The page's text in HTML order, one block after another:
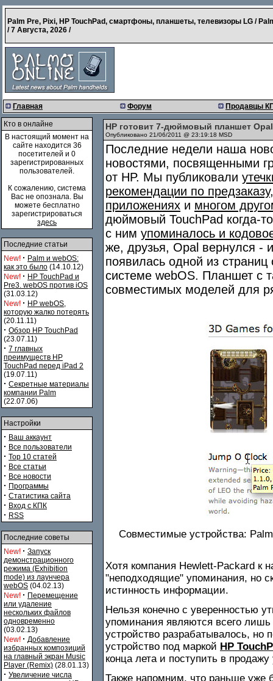
Palm Pre, Pixi, HP TouchPad, смартфоны, планшеты, телевизоры LG /
/7 Августа, 2026 /
Главная Форум Продавцы
Кто в онлайне
В настоящий момент на
сайте находится 36
посетителей и 0
зарегистрированных
пользователей.
К сожалению, система
Вас не опознала. Вы
можете бесплатно
зарегистрироваться
здесь
Последние статьи
New! · Palm и webOS:
как это было (14.10.12)
New! · HP TouchPad и
Pre3. webOS против iOS
(31.03.12)
New! · HP webOS,
которую жалко потерять
(20.11.11)
· Обзор HP TouchPad
(23.07.11)
· 7 главных
преимуществ HP
TouchPad перед iPad 2
(19.07.11)
· Секретные материалы
компании Palm
(22.07.06)
Настройки
· Ваш аккаунт
· Все пользователи
· Top 10 статей
· Все статьи
· Все новости
· Программы
· Статистика сайта
· Вход с КПК
· RSS
Последние советы
New! · Запуск
демонстрационного
режима (Exhibition
mode) из лаунчера
webOS (04.02.13)
New! · Перемещение
или удаление
нескольких файлов
одновременно
(03.02.13)
New! · Добавление
избранных композиций
на главный экран Music
Player (Remix) (28.01.13)
· Увеличение числа
HP готовит 7-дюймовый планшет
Опубликовано 21/06/2011 @ 23:19:18 MSD
Последние недели наша
новостями, посвященными
от HP. Мы публиковали
рекомендации по предзаказу
приложениях и многом
дюймовый TouchPad когда-
с ним упоминалось и
же, друзья, Opal вернулся -
появилась одной из
системе webOS. Планшет с
совместимых моделей для
Совместимые устройства:
Хотя компания Hewlett-Packard к
"неподходящие" упоминания, но
истинность информации.
Нельзя конечно с уверенностью
упоминания являются всего
устройство разрабатывалось, но
устройство под маркой HP
конца лета и поступить в
Также напомним, что раньше уже